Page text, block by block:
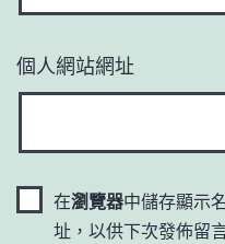
個人網站網址
在瀏覽器中儲存顯示
址，以供下次發佈留